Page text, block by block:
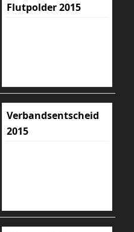
Flutpolder 2015
Verbandsentscheid
2015